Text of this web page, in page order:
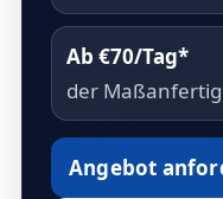
Ab €70/Tag*
der
Angebot